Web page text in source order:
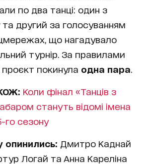
по два танці: один з
другий за голосуванням
що нагадувало
турнір. За правилами
проєкт покинула одна пара
Коли фінал «Танців з
стануть відомі імена
го сезону
опинились: Дмитро Каднай
Логай та Анна Кареліна